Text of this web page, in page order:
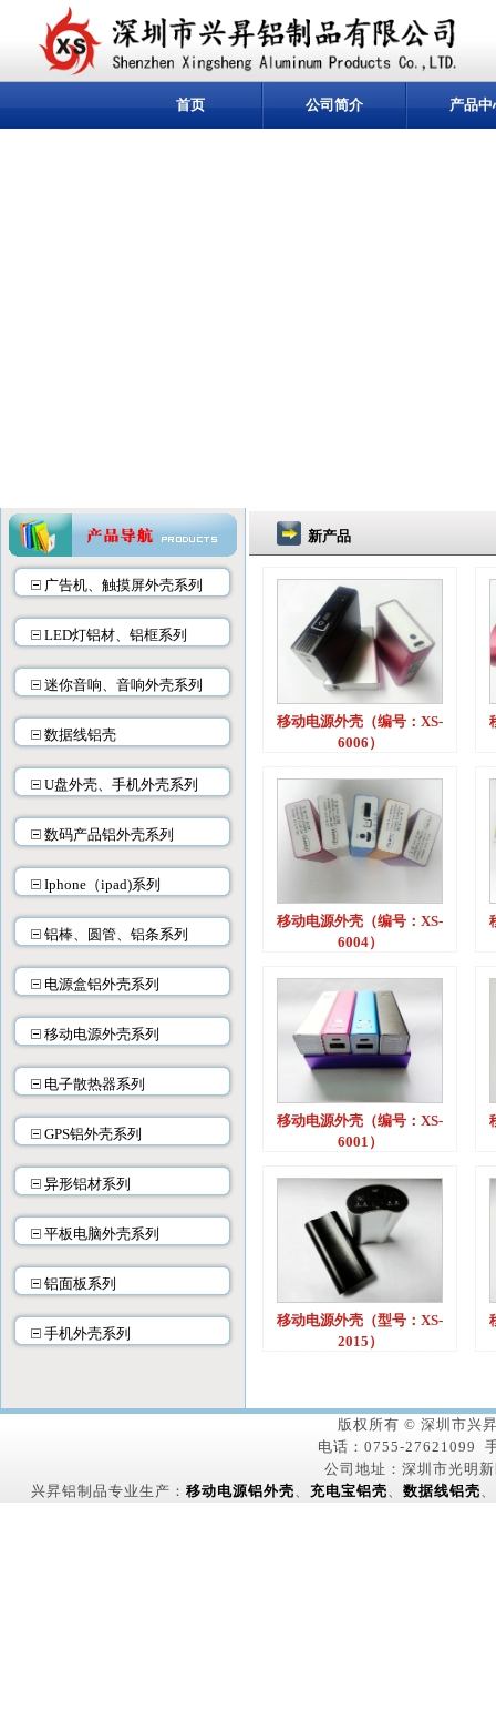
首页 公司简介 产品中
广告机、触摸屏外壳系列
LED灯铝材、铝框系列
迷你音响、音响外壳系列
数据线铝壳
U盘外壳、手机外壳系列
数码产品铝外壳系列
Iphone（ipad)系列
铝棒、圆管、铝条系列
电源盒铝外壳系列
移动电源外壳系列
电子散热器系列
GPS铝外壳系列
异形铝材系列
平板电脑外壳系列
铝面板系列
手机外壳系列
新产品
移动电源外壳（编号：XS-
6006）
移动电源外壳（编号：XS-
6004）
移动电源外壳（编号：XS-
6001）
移动电源外壳（型号：XS-
2015）
版权所有 © 深圳市兴
电话：0755-27621099
公司地址：深圳市光明
兴昇铝制品专业生产： 移动电源铝外壳、 充电宝铝壳、 数据线铝壳